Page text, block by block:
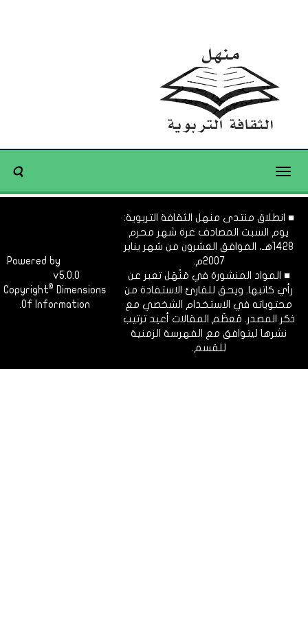
Toggle
■ انطلاق منتدى منهل الثقافة التربوية:
يوم السبت المصادف غرة شهر محرم
1428هـ، الموافق العشرون من شهر يناير
2007م.
■ المواد المنشورة في مَنْهَل تعبر عن
رأي كاتبها. ويحق للقارئ الاستفادة من
محتوياته في الاستخدام الشخصي مع
ذكر المصدر. مُعظَم المقالات أعيد ترتيب
نشرها ليتوافق مع الفهرسة الزمنية
للقسم.
Powered by
v5.0.0
Copyright©
Dimensions
Of Information.